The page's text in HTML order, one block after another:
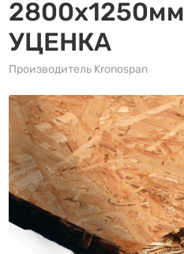
2800х1250мм
УЦЕНКА
Производитель Kronospan